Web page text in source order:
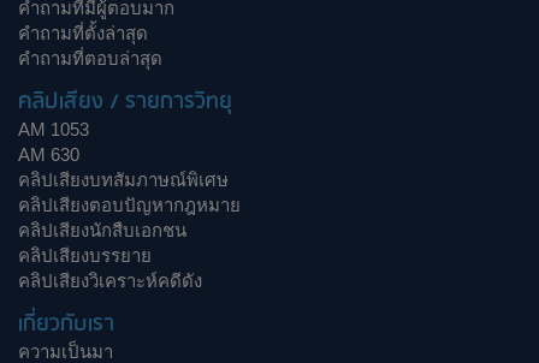
คำถามที่มีผู้ตอบมาก
คำถามที่ตั้งล่าสุด
คำถามที่ตอบล่าสุด
คลิปเสียง / รายการวิทยุ
AM 1053
AM 630
คลิปเสียงบทสัมภาษณ์พิเศษ
คลิปเสียงตอบปัญหากฎหมาย
คลิปเสียงนักสืบเอกชน
คลิปเสียงบรรยาย
คลิปเสียงวิเคราะห์คดีดัง
เกี่ยวกับเรา
ความเป็นมา